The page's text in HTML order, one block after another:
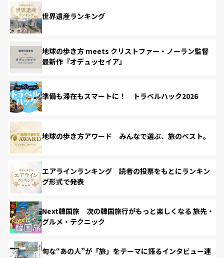
世界遺産ランキング
地球の歩き方 meets クリストファー・ノーラン監督
最新作『オデュッセイア』
準備も滞在もスマートに！ トラベルハック2026
地球の歩き方アワード みんなで選ぶ、旅のベスト。
エアラインランキング 読者の投票をもとにランキン
グ形式で発表
Next韓国旅 次の韓国旅行がもっと楽しくなる 旅先・
グルメ・テクニック
旬な“あの人”が「旅」をテーマに語るインタビュー連